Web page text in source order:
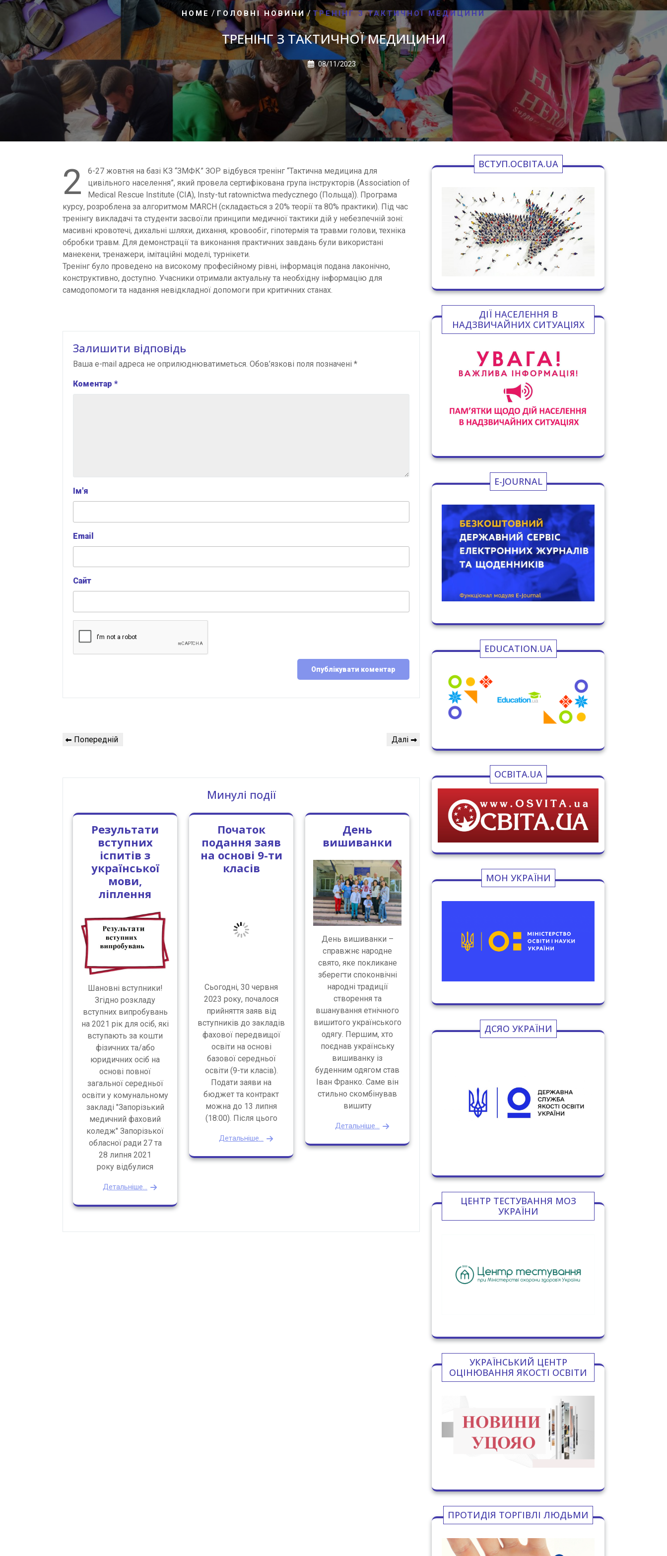
HOME / ГОЛОВНІ НОВИНИ / ТРЕНІНГ З ТАКТИЧНОЇ МЕДИЦИНИ
ТРЕНІНГ З ТАКТИЧНОЇ МЕДИЦИНИ
08/11/2023
2
6-27 жовтня на базі КЗ “ЗМФК” ЗОР відбувся тренінг “Тактична медицина для
цивільного населення”, який провела сертифікована група інструкторів (Association of
Medical Rescue Institute (CIA), Insty-tut ratownictwa medycznego (Польща)). Програма
курсу, розроблена за алгоритмом MARCH (складається з 20% теорії та 80% практики). Під час
тренінгу викладачі та студенти засвоїли принципи медичної тактики дій у небезпечній зоні:
масивні кровотечі, дихальні шляхи, дихання, кровообіг, гіпотермія та травми голови, техніка
обробки травм. Для демонстрації та виконання практичних завдань були використані
манекени, тренажери, імітаційні моделі, турнікети.
Тренінг було проведено на високому професійному рівні, інформація подана лаконічно,
конструктивно, доступно. Учасники отримали актуальну та необхідну інформацію для
самодопомоги та надання невідкладної допомоги при критичних станах.
Залишити відповідь
Ваша e-mail адреса не оприлюднюватиметься. Обов’язкові поля позначені *
Коментар *
Ім'я
Email
Сайт
Навігація
записів
Попередній
Попередній
Наступний
Далі
Минулі події
Результати
вступних
іспитів з
української
мови,
ліплення
Шановні вступники!
Згідно розкладу
вступних випробувань
на 2021 рік для осіб, які
вступають за кошти
фізичних та/або
юридичних осіб на
основі повної
загальної середньої
освіти у комунальному
закладі "Запорізький
медичний фаховий
коледж" Запорізької
обласної ради 27 та
28 липня 2021
року відбулися
Детальніше...
Початок
подання заяв
на основі 9-ти
класів
Сьогодні, 30 червня
2023 року, почалося
прийняття заяв від
вступників до закладів
фахової передвищої
освіти на основі
базової середньої
освіти (9-ти класів).
Подати заяви на
бюджет та контракт
можна до 13 липня
(18:00). Після цього
Детальніше...
День
вишиванки
День вишиванки –
справжнє народне
свято, яке покликане
зберегти споконвічні
народні традиції
створення та
вшанування етнічного
вишитого українського
одягу. Першим, хто
поєднав українську
вишиванку із
буденним одягом став
Іван Франко. Саме він
стильно скомбінував
вишиту
Детальніше...
ВСТУП.ОСВІТА.UA
ДІЇ НАСЕЛЕННЯ В
НАДЗВИЧАЙНИХ СИТУАЦІЯХ
E-JOURNAL
EDUCATION.UA
ОСВІТА.UA
МОН УКРАЇНИ
ДСЯО УКРАЇНИ
ЦЕНТР ТЕСТУВАННЯ МОЗ
УКРАЇНИ
УКРАЇНСЬКИЙ ЦЕНТР
ОЦІНЮВАННЯ ЯКОСТІ ОСВІТИ
ПРОТИДІЯ ТОРГІВЛІ ЛЮДЬМИ